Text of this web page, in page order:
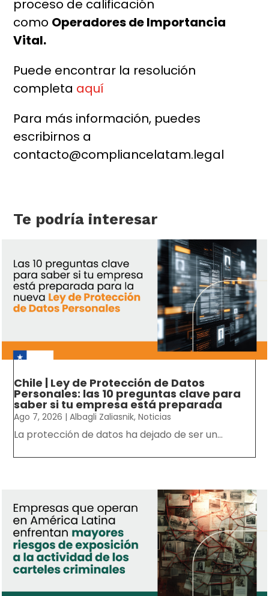
proceso de calificación
como Operadores de Importancia
Vital.
Puede encontrar la resolución
completa aquí
Para más información, puedes
escribirnos a
contacto@compliancelatam.legal
Te podría interesar
Chile | Ley de Protección de Datos
Personales: las 10 preguntas clave para
saber si tu empresa está preparada
Ago 7, 2026 |Albagli Zaliasnik,Noticias
La protección de datos ha dejado de ser un...